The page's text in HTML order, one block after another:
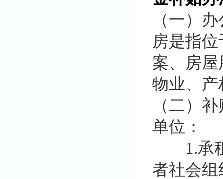
（一）
房是指
案、房屋
物业、产
（二）
单位：
1.承租
者社会